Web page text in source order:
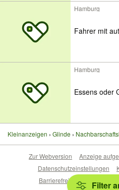
Hamburg
Fahrer mit
Hamburg
Essens oder
Kleinanzeigen Glinde
Filter
Zur Webversion Anzeige
Datenschutzeinstellungen
Barrierefreiheitserklärung